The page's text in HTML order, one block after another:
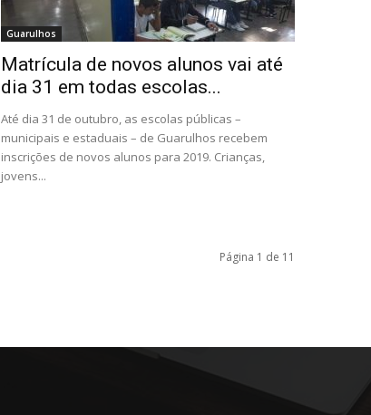
Guarulhos
Matrícula de novos alunos vai até
dia 31 em todas escolas...
Até dia 31 de outubro, as escolas públicas –
municipais e estaduais – de Guarulhos recebem
inscrições de novos alunos para 2019. Crianças,
jovens...
Página 1 de 11